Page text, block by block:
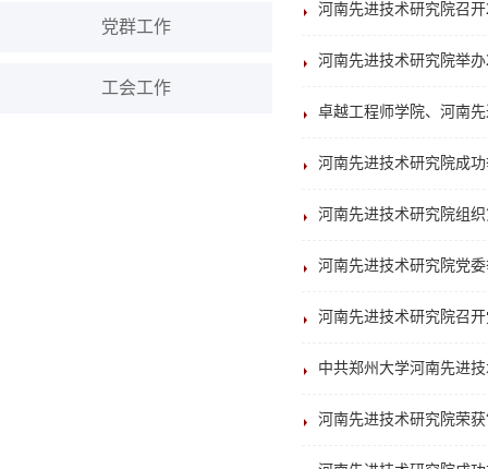
党群工作
工会工作
河南先进技术研究院召
河南先进技术研究院举
卓越工程师学院、河南
河南先进技术研究院成
河南先进技术研究院组
河南先进技术研究院党
河南先进技术研究院召
中共郑州大学河南先进
河南先进技术研究院荣